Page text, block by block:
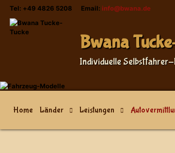
Tel: +49 4826 5208 Email: info@bwana.de
Sprache auswählen
Bwana
Individuelle
Home Länder Leistungen